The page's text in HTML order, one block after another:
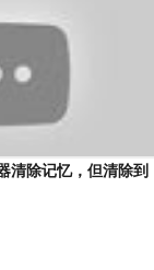
清除记忆，但清除到